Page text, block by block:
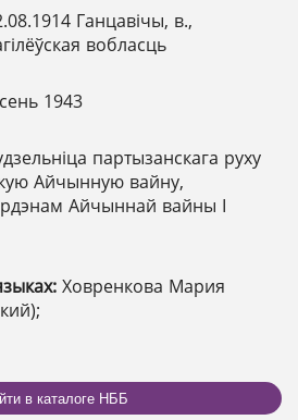
Ганцавічы, в.,
вобласць
1943
партызанскага руху
Айчынную вайну,
Айчыннай вайны І
Ховренкова Мария
в каталоге НББ